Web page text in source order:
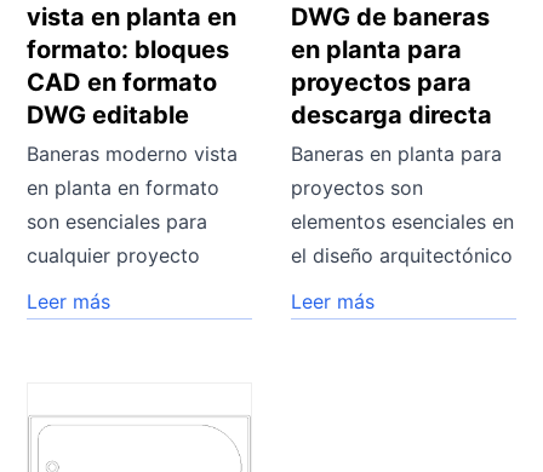
vista en planta en
formato: bloques
CAD en formato
DWG editable
Baneras moderno vista
en planta en formato
son esenciales para
cualquier proyecto
Leer más
DWG de baneras
en planta para
proyectos para
descarga directa
Baneras en planta para
proyectos son
elementos esenciales en
el diseño arquitectónico
Leer más